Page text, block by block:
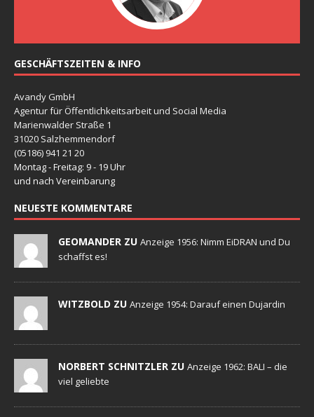
GESCHÄFTSZEITEN & INFO
Avandy GmbH
Agentur für Öffentlichkeitsarbeit und Social Media
Marienwalder Straße 1
31020 Salzhemmendorf
(05186) 941 21 20
Montag - Freitag: 9 - 19 Uhr
und nach Vereinbarung
NEUESTE KOMMENTARE
GEOMANDER ZU Anzeige 1956: Nimm EiDRAN und Du
schaffst es!
WITZBOLD ZU Anzeige 1954: Darauf einen Dujardin
NORBERT SCHNITZLER ZU Anzeige 1962: BALI – die
viel geliebte